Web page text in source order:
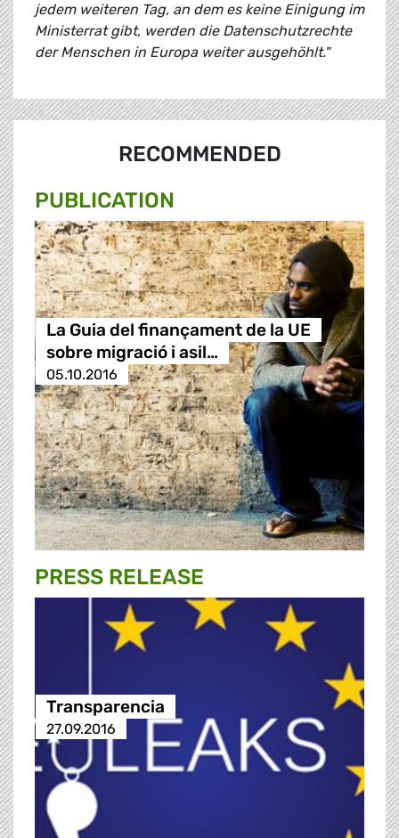
jedem weiteren Tag, an dem es keine Einigung im
Ministerrat gibt, werden die Datenschutzrechte
der Menschen in Europa weiter ausgehöhlt."
RECOMMENDED
PUBLICATION
La Guia del finançament de la UE
sobre migració i asil…
05.10.2016
PRESS RELEASE
Transparencia
27.09.2016